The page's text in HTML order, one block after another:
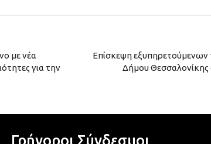
με νέα
για την
Επίσκεψη
Δήμου Θεσσαλονίκης
Γρήγοροι Σύνδεσμοι